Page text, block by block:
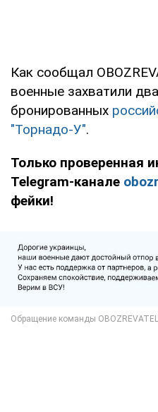
Как сообщал
военные захватили
бронированных
"Торнадо-У".
Только проверенная
Telegram-канале
фейки!